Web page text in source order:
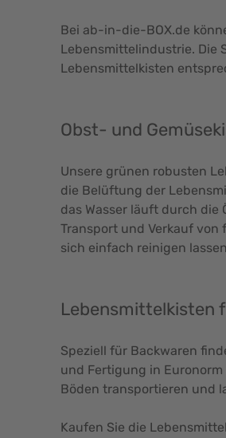
Bei ab-in-die-BOX.de
Lebensmittelindustrie. Die
Lebensmittelkisten
Obst- und
Unsere grünen robusten
die Belüftung der
das Wasser läuft durch
Transport und Verkauf von
sich einfach reinigen
Lebensmittelkisten
Speziell für Backwaren
und Fertigung in
Böden transportieren und
Kaufen Sie die